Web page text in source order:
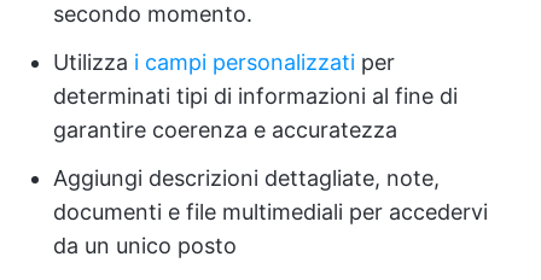
secondo momento.
Utilizza i campi personalizzati per
determinati tipi di informazioni al fine di
garantire coerenza e accuratezza
Aggiungi descrizioni dettagliate, note,
documenti e file multimediali per accedervi
da un unico posto